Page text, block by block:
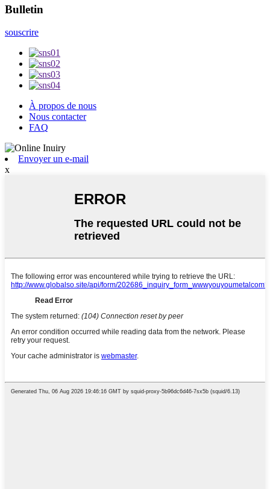
Bulletin
souscrire
À propos de nous
Nous contacter
FAQ
Envoyer un e-mail
x